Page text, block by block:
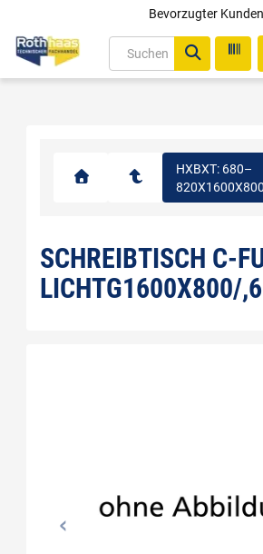
Bevorzugter
HXBXT: 680–
SCHREIBTISCH C-
ICHTG1600X800/